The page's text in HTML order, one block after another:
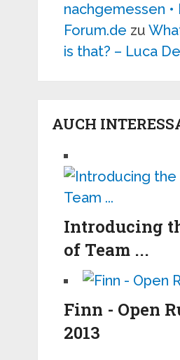
nachgemessen
Forum.de zu
is that? – Luca
AUCH
Introducing
of Team ...
Finn - Open
2013